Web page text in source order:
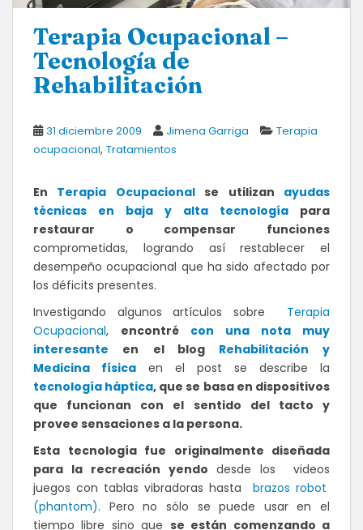
Terapia Ocupacional –
Tecnología de
Rehabilitación
31 diciembre 2009 Jimena Garriga
Terapia
ocupacional, Tratamientos
En Terapia Ocupacionalse utilizan ayudas
técnicas en baja y alta tecnología para
restaurar o compensar funciones
comprometidas, logrando así restablecer el
desempeño ocupacional que ha sido afectado por
los déficits presentes.
Investigando algunos artículos sobre Terapia
Ocupacional, encontré con una nota muy
interesante en el blog Rehabilitación y
Medicina física en el post se describe la
tecnología háptica, que se basa en dispositivos
que funcionan con el sentido del tacto y
provee sensaciones a la persona.
Esta tecnología fue originalmente diseñada
para la recreación yendo desde los videos
juegos con tablas vibradoras hasta brazos robot
(phantom). Pero no sólo se puede usar en el
tiempo libre sino que se están comenzando a